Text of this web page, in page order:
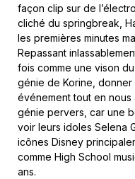
façon clip sur de
cliché du springbreak,
les premières minutes
Repassant
fois comme une vison
génie de Korine, donner
événement tout en nous
génie pervers, car une
voir leurs idoles Selena
icônes Disney
comme High School
ans.